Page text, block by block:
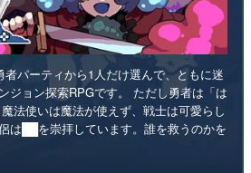
者パーティから1人だけ選んで、ともに迷
ジョン探索RPGです。 ただし勇者は「は
法使いは魔法が使えず、戦士は可愛らし
は██を崇拝しています。誰を救うのかを